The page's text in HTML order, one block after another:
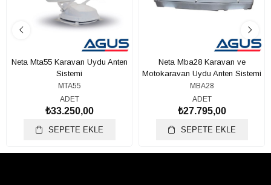
Neta Mta55 Karavan Uydu Anten
Sistemi
MTA55
ADET
₺33.250,00
SEPETE EKLE
Neta Mba28 Karavan ve
Motokaravan Uydu Anten Sistemi
MBA28
ADET
₺27.795,00
SEPETE EKLE